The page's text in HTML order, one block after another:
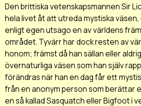
Den brittiska vetenskapsmannen Sir
hela livet åt att utreda mystiska
enligt egen utsago en av världens
området. Tyvärr har dock resten av
honom; främst då han sällan eller
övernaturliga väsen som han själv
förändras när han en dag får ett
från en anonym person som berättar
en så kallad Sasquatch eller Bigfoot i